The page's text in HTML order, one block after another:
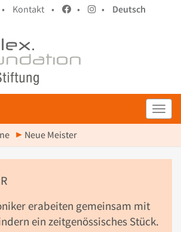
Kontakt • • •
Deutsch
Neue Meister
erabeiten gemeinsam mit
ein zeitgenössisches Stück.